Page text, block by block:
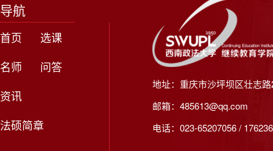
导航
首页
选课
名师
问答
资讯
法硕简章
地址：重庆市沙坪坝区壮志
邮箱：485613@qq.com
电话：023-65207056 /